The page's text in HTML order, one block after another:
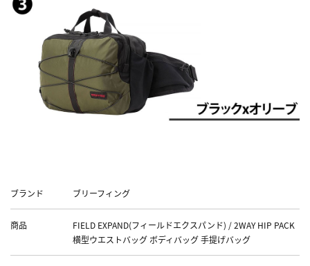
ブランド
ブリーフィング
商品
FIELD EXPAND(フィールドエクスパンド) / 2WAY HIP PACK
横型ウエストバッグ ボディバッグ 手提げバッグ